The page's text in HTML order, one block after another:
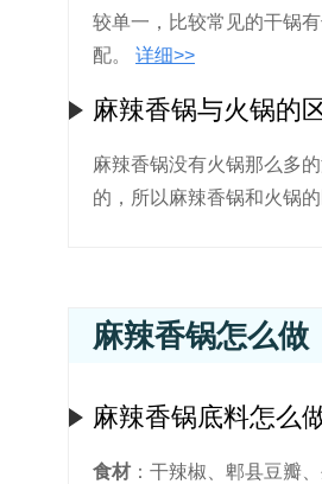
较单一，比较常见的干锅
配。
详细>>
麻辣香锅与火锅的
麻辣香锅没有火锅那么多
的，所以麻辣香锅和火锅
麻辣香锅怎么做
麻辣香锅底料怎么
食材 ：干辣椒、郫县豆瓣